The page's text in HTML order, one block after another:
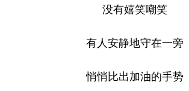
没有嬉笑嘲笑
有人安静地守在一旁
悄悄比出加油的手势